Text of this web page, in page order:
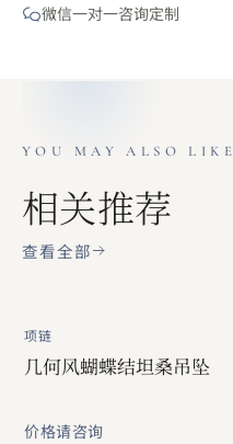
微信一对一咨询定制
YOU MAY ALSO LIKE
相关推荐
查看全部
项链
几何风蝴蝶结坦桑吊坠
价格请咨询